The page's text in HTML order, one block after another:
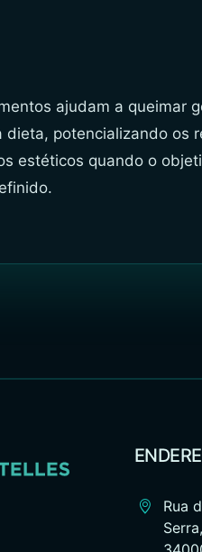
ajudam a queimar
dieta, potencializando os
estéticos quando o
Rua